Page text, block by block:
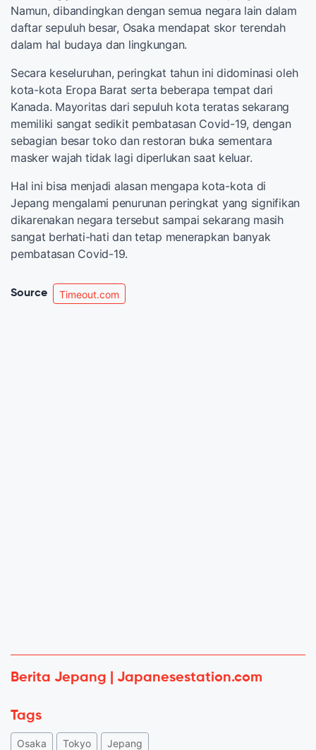
Namun, dibandingkan dengan semua negara lain dalam
daftar sepuluh besar, Osaka mendapat skor terendah
dalam hal budaya dan lingkungan.
Secara keseluruhan, peringkat tahun ini didominasi oleh
kota-kota Eropa Barat serta beberapa tempat dari
Kanada. Mayoritas dari sepuluh kota teratas sekarang
memiliki sangat sedikit pembatasan Covid-19, dengan
sebagian besar toko dan restoran buka sementara
masker wajah tidak lagi diperlukan saat keluar.
Hal ini bisa menjadi alasan mengapa kota-kota di
Jepang mengalami penurunan peringkat yang signifikan
dikarenakan negara tersebut sampai sekarang masih
sangat berhati-hati dan tetap menerapkan banyak
pembatasan Covid-19.
Source Timeout.com
Berita Jepang | Japanesestation.com
Tags
Osaka Tokyo Jepang